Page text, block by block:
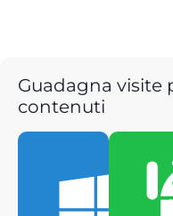
Guadagna visite
contenuti